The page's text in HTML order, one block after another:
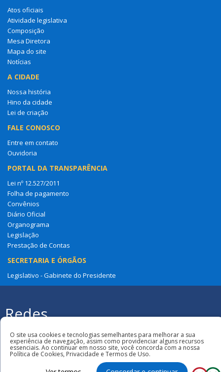
Atos oficiais
Atividade legislativa
Composição
Mesa Diretora
Mapa do site
Notícias
A CIDADE
Nossa história
Hino da cidade
Lei de criação
FALE CONOSCO
Entre em contato
Ouvidoria
PORTAL DA TRANSPARÊNCIA
Lei nº 12.527/2011
Folha de pagamento
Convênios
Diário Oficial
Organograma
Legislação
Prestação de Contas
SECRETARIA E ÓRGÃOS
Legislativo - Gabinete do Presidente
Redes
Sociais
Municipal de São Benedito Do Rio Preto
O site usa cookies e tecnologias semelhantes para melhorar a sua
experiência de navegação, assim como providenciar alguns recursos
essenciais. Ao continuar em nosso site, você concorda com a nossa
Política de Cookies, Privacidade e Termos de Uso.